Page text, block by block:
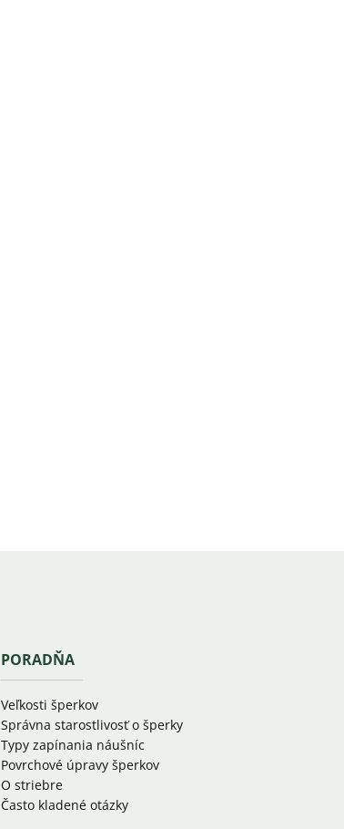
PORADŇA
Veľkosti šperkov
Správna starostlivosť o šperky
Typy zapínania náušníc
Povrchové úpravy šperkov
O striebre
Často kladené otázky